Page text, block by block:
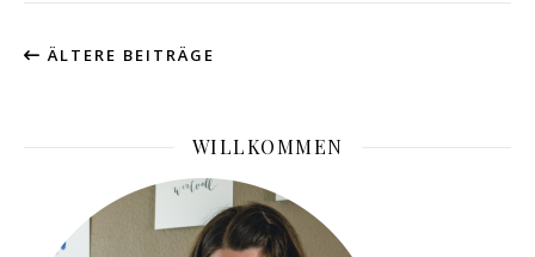
ÄLTERE BEITRÄGE
WILLKOMMEN